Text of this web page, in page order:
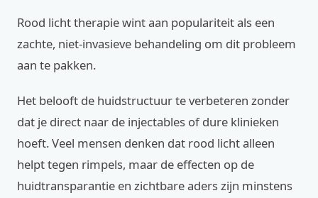
Rood licht therapie wint aan populariteit als een
zachte, niet-invasieve behandeling om dit probleem
aan te pakken.
Het belooft de huidstructuur te verbeteren zonder
dat je direct naar de injectables of dure klinieken
hoeft. Veel mensen denken dat rood licht alleen
helpt tegen rimpels, maar de effecten op de
huidtransparantie en zichtbare aders zijn minstens